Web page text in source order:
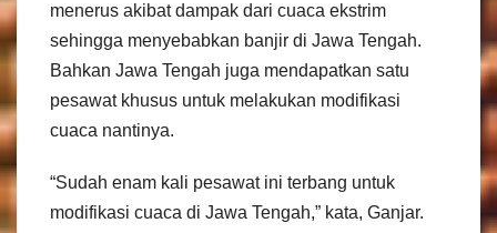
menerus akibat dampak dari cuaca ekstrim
sehingga menyebabkan banjir di Jawa Tengah.
Bahkan Jawa Tengah juga mendapatkan satu
pesawat khusus untuk melakukan modifikasi
cuaca nantinya.
“Sudah enam kali pesawat ini terbang untuk
modifikasi cuaca di Jawa Tengah,” kata, Ganjar.